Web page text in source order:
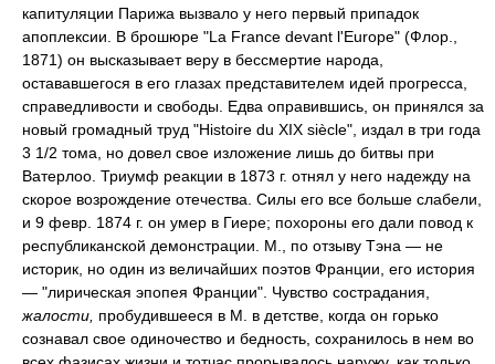
капитуляции Парижа вызвало у него первый припадок
апоплексии. В брошюре "La France devant l'Europe" (Флор.,
1871) он высказывает веру в бессмертие народа,
остававшегося в его глазах представителем идей прогресса,
справедливости и свободы. Едва оправившись, он принялся за
новый громадный труд "Histoire du XIX siècle", издал в три года
3 1/2 тома, но довел свое изложение лишь до битвы при
Ватерлоо. Триумф реакции в 1873 г. отнял у него надежду на
скорое возрождение отечества. Силы его все больше слабели,
и 9 февр. 1874 г. он умер в Гиере; похороны его дали повод к
республиканской демонстрации. М., по отзыву Тэна — не
историк, но один из величайших поэтов Франции, его история
— "лирическая эпопея Франции". Чувство сострадания,
жалости, пробудившееся в М. в детстве, когда он горько
сознавал свое одиночество и бедность, сохранилось в нем во